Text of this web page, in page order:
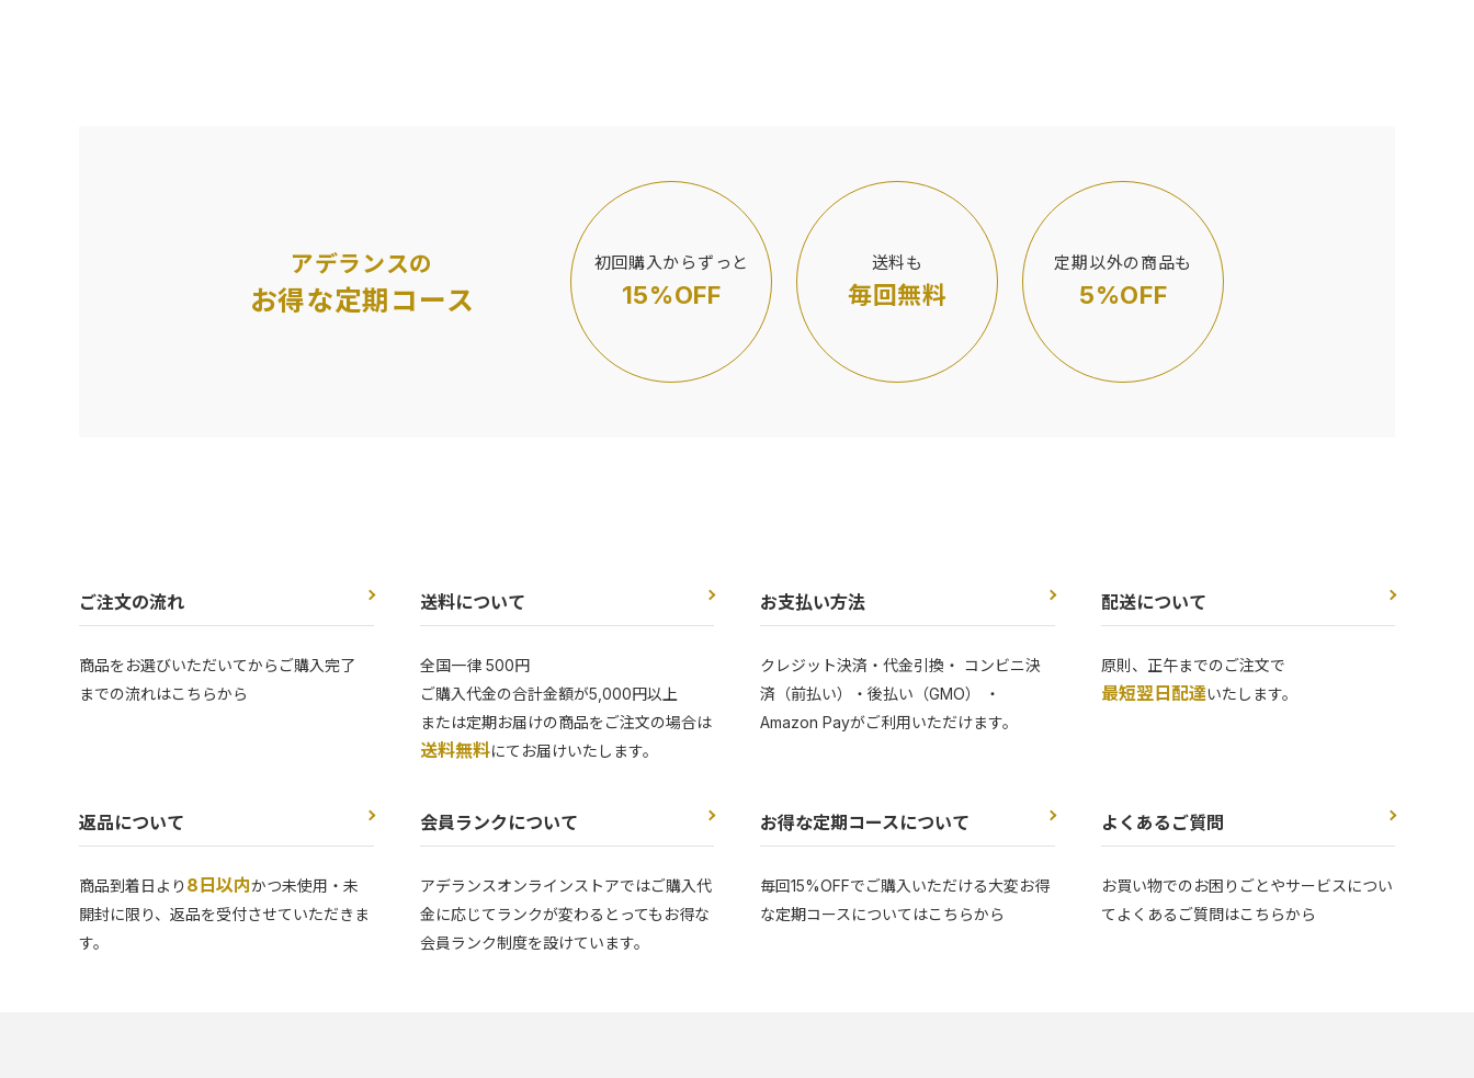
アデランスの
お得な定期コース
初回購入からずっと
15%OFF
送料も
毎回無料
定期以外の商品も
5%OFF
ご注文の流れ
商品をお選びいただいてからご購入完了
までの流れはこちらから
送料について
全国一律 500円
ご購入代金の合計金額が5,000円以上
または定期お届けの商品をご注文の場合は
送料無料にてお届けいたします。
お支払い方法
クレジット決済・代金引換・ コンビニ決
済（前払い）・後払い（GMO） ・
Amazon Payがご利用いただけます。
配送について
原則、正午までのご注文で
最短翌日配達いたします。
返品について
商品到着日より 8日以内かつ未使用・未
開封に限り、返品を受付させていただきま
す。
会員ランクについて
アデランスオンラインストアではご購入代
金に応じてランクが変わるとってもお得な
会員ランク制度を設けています。
お得な定期コースについて
毎回15%OFFでご購入いただける大変お得
な定期コースについてはこちらから
よくあるご質問
お買い物でのお困りごとやサービスについ
てよくあるご質問はこちらから